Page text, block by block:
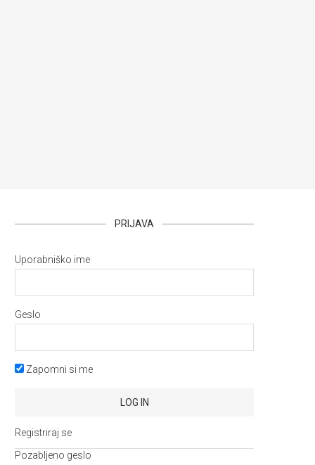
PRIJAVA
Uporabniško ime
Geslo
Zapomni si me
Registriraj se
Pozabljeno geslo